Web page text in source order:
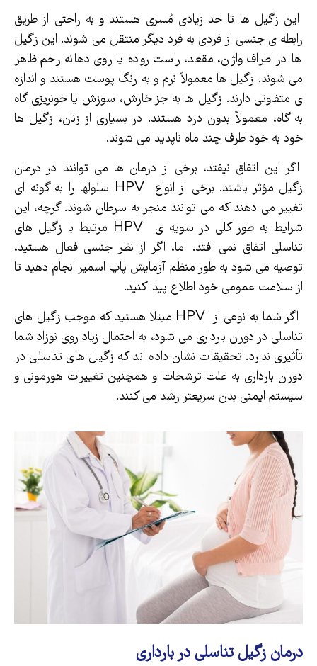
این زگیل ها تا حد زیادی مُسری هستند و به راحتی از طریق
رابطه ی جنسی از فردی به فرد دیگر منتقل می شوند. این زگیل
ها در اطراف واژن، مقعد، راست روده یا روی دهانه رحم ظاهر
می شوند. زگیل ها معمولاً نرم و به رنگ پوست هستند و اندازه
ی متفاوتی دارند. زگیل ها به جز خارش، سوزش یا خونریزی گاه
به گاه، معمولاً بدون درد هستند. در بسیاری از زنان، زگیل ها
خود به خود ظرف چند ماه ناپدید می شوند.
اگر این اتفاق نیفتد، برخی از درمان ها می توانند در درمان
زگیل مؤثر باشند. برخی از انواع HPV سلولها را به گونه ای
تغییر می دهند که می توانند منجر به سرطان شوند. گرچه، این
شرایط به طور کلی در سویه ی HPV مرتبط با زگیل های
تناسلی اتفاق نمی افتد. اما، اگر از نظر جنسی فعال هستید،
توصیه می شود به طور منظم آزمایش پاپ اسمیر انجام دهید تا
از سلامت عمومی خود اطلاع پیدا کنید.
اگر شما به نوعی از HPV مبتلا هستید که موجب زگیل های
تناسلی در دوران بارداری می شود، به احتمال زیاد روی نوزاد شما
تأثیری ندارد. تحقیقات نشان داده اند که زگیل های تناسلی در
دوران بارداری به علت ترشحات و همچنین تغییرات هورمونی و
سیستم ایمنی بدن سریعتر رشد می کنند.
درمان زگیل تناسلی در بارداری